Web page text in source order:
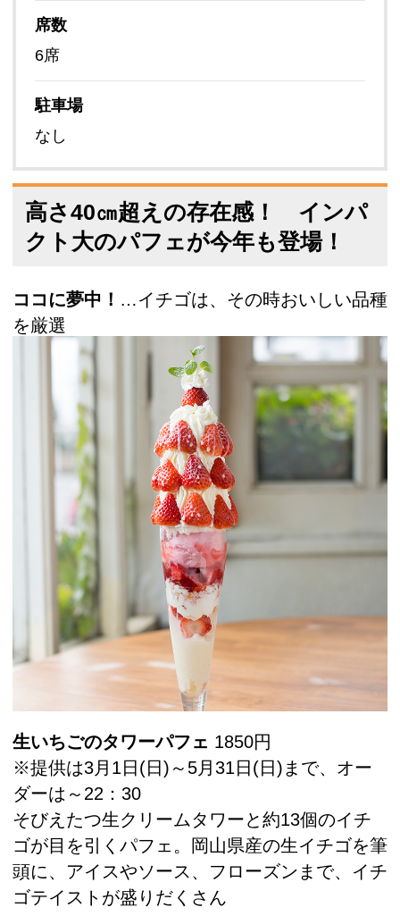
席数
6席
駐車場
なし
高さ40㎝超えの存在感！ インパ
クト大のパフェが今年も登場！
ココに夢中！ …イチゴは、その時おいしい品種
を厳選
生いちごのタワーパフェ 1850円
※提供は3月1日(日)～5月31日(日)まで、オー
ダーは～22：30
そびえたつ生クリームタワーと約13個のイチ
ゴが目を引くパフェ。岡山県産の生イチゴを筆
頭に、アイスやソース、フローズンまで、イチ
ゴテイストが盛りだくさん